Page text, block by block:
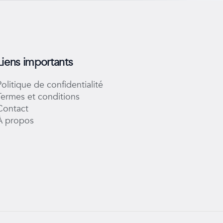
importants
de confidentialité
et conditions
propos